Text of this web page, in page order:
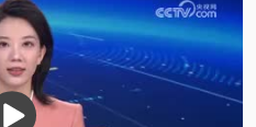
播
放